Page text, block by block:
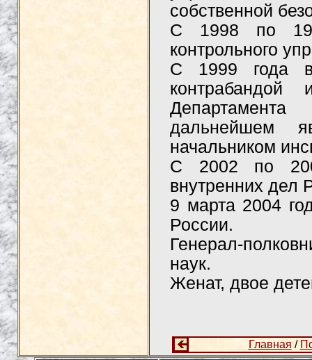
собственной
С 1998 по
контрольного
С 1999 года
контрабандой
дальнейшем
начальником
С 2002 по
внутренних дел
9 марта 2004
России.
Генерал-
наук.
Женат, двое
Главная /